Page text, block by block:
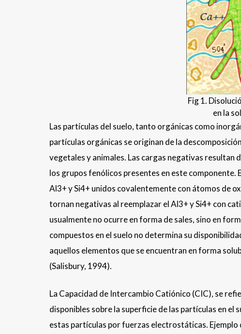
Fig 1.
en la
Las partículas del suelo, tanto orgánicas como
partículas orgánicas se originan de la
vegetales y animales. Las cargas negativas resultan
los grupos fenólicos presentes en este
Al3+ y Si4+ unidos covalentemente con átomos de
tornan negativas al reemplazar el Al3+ y Si4+ con
usualmente no ocurre en forma de sales, sino en
compuestos en el suelo no determina su
aquellos elementos que se encuentran en forma
(Salisbury, 1994).
La Capacidad de Intercambio Catiónico (CIC), se
disponibles sobre la superficie de las partículas en el
estas partículas por fuerzas electrostáticas.